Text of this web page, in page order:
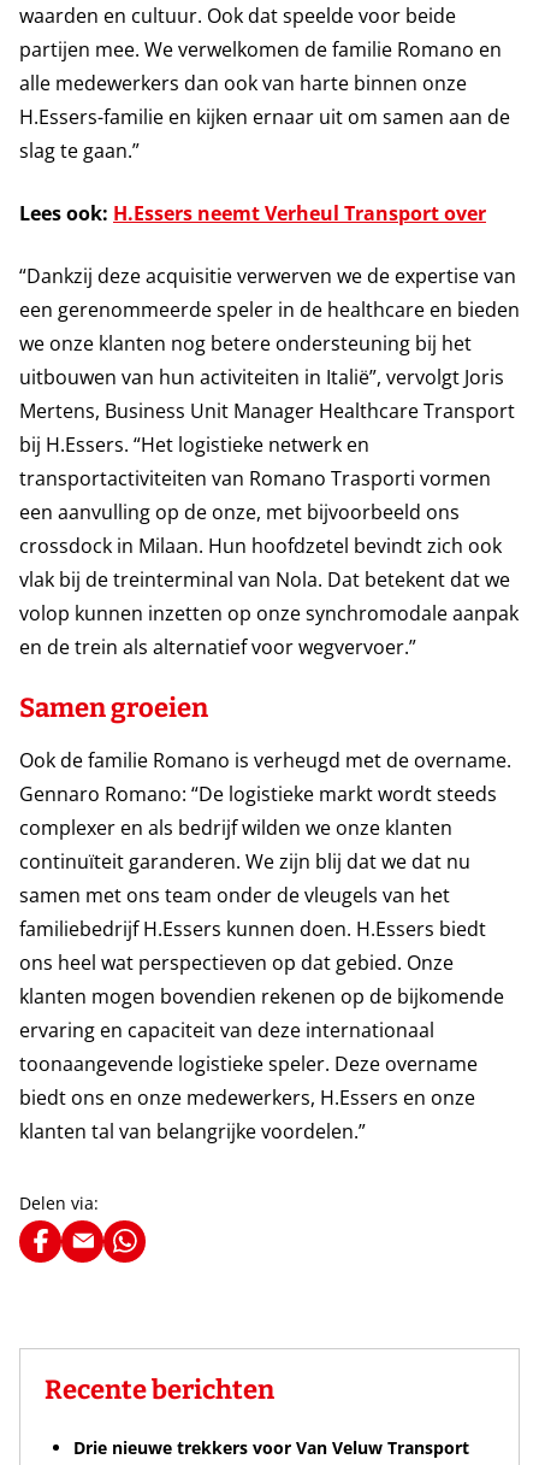
waarden en cultuur. Ook dat speelde voor beide
partijen mee. We verwelkomen de familie Romano en
alle medewerkers dan ook van harte binnen onze
H.Essers-familie en kijken ernaar uit om samen aan de
slag te gaan.”
Lees ook: H.Essers neemt Verheul Transport over
“Dankzij deze acquisitie verwerven we de expertise van
een gerenommeerde speler in de healthcare en bieden
we onze klanten nog betere ondersteuning bij het
uitbouwen van hun activiteiten in Italië”, vervolgt Joris
Mertens, Business Unit Manager Healthcare Transport
bij H.Essers. “Het logistieke netwerk en
transportactiviteiten van Romano Trasporti vormen
een aanvulling op de onze, met bijvoorbeeld ons
crossdock in Milaan. Hun hoofdzetel bevindt zich ook
vlak bij de treinterminal van Nola. Dat betekent dat we
volop kunnen inzetten op onze synchromodale aanpak
en de trein als alternatief voor wegvervoer.”
Samen groeien
Ook de familie Romano is verheugd met de overname.
Gennaro Romano: “De logistieke markt wordt steeds
complexer en als bedrijf wilden we onze klanten
continuïteit garanderen. We zijn blij dat we dat nu
samen met ons team onder de vleugels van het
familiebedrijf H.Essers kunnen doen. H.Essers biedt
ons heel wat perspectieven op dat gebied. Onze
klanten mogen bovendien rekenen op de bijkomende
ervaring en capaciteit van deze internationaal
toonaangevende logistieke speler. Deze overname
biedt ons en onze medewerkers, H.Essers en onze
klanten tal van belangrijke voordelen.”
Delen via:
Recente berichten
Drie nieuwe trekkers voor Van Veluw Transport